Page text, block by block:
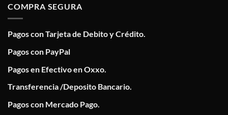
COMPRA SEGURA
Pagos con Tarjeta de Debito y Crédito.
Pagos con PayPal
Pagos en Efectivo en Oxxo.
Transferencia /Deposito Bancario.
Pagos con Mercado Pago.